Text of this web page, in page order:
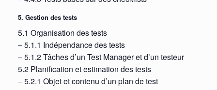
5. Gestion des tests
5.1 Organisation des tests
– 5.1.1 Indépendance des tests
– 5.1.2 Tâches d’un Test Manager et d’un testeur
5.2 Planification et estimation des tests
– 5.2.1 Objet et contenu d’un plan de test